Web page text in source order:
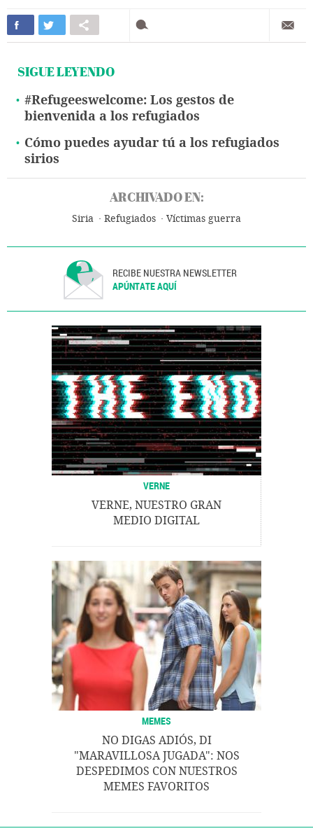
SIGUE LEYENDO
#Refugeeswelcome: Los gestos de
bienvenida a los refugiados
Cómo puedes ayudar tú a los refugiados
sirios
ARCHIVADO EN:
Siria Refugiados Víctimas guerra
RECIBE NUESTRA NEWSLETTER
APÚNTATE AQUÍ
VERNE
VERNE, NUESTRO GRAN
MEDIO DIGITAL
MEMES
NO DIGAS ADIÓS, DI
"MARAVILLOSA JUGADA": NOS
DESPEDIMOS CON NUESTROS
MEMES FAVORITOS